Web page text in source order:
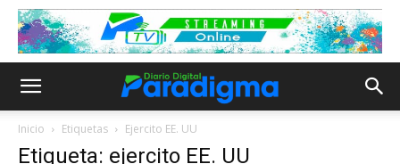
Inicio Etiquetas Ejercito EE. UU
Etiqueta: ejercito EE. UU